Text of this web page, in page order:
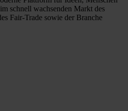
schnell wachsenden Markt des
Fair-Trade sowie der Branche